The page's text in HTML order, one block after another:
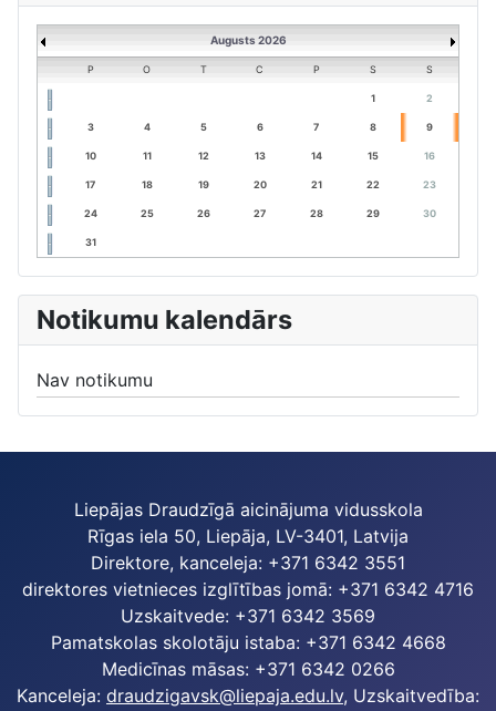
Augusts 2026
P O T C P S S
1 2
3 4 5 6 7 8 9
10 11 12 13 14 15 16
17 18 19 20 21 22 23
24 25 26 27 28 29 30
31
Notikumu kalendārs
Nav notikumu
Liepājas Draudzīgā aicinājuma vidusskola
Rīgas iela 50, Liepāja, LV-3401, Latvija
Direktore, kanceleja: +371 6342 3551
direktores vietnieces izglītības jomā: +371 6342 4716
Uzskaitvede: +371 6342 3569
Pamatskolas skolotāju istaba: +371 6342 4668
Medicīnas māsas: +371 6342 0266
Kanceleja: draudzigavsk@liepaja.edu.lv, Uzskaitvedība: